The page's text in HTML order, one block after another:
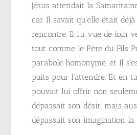
Jésus attendait la
car Il savait qu’elle était
rencontre. Il l’a vue de loin
tout comme le Père du Fils
parabole homonyme, et Il
puits pour l’attendre. Et en
pouvait lui offrir non
dépassait son désir, mais
dépassait son imagination la